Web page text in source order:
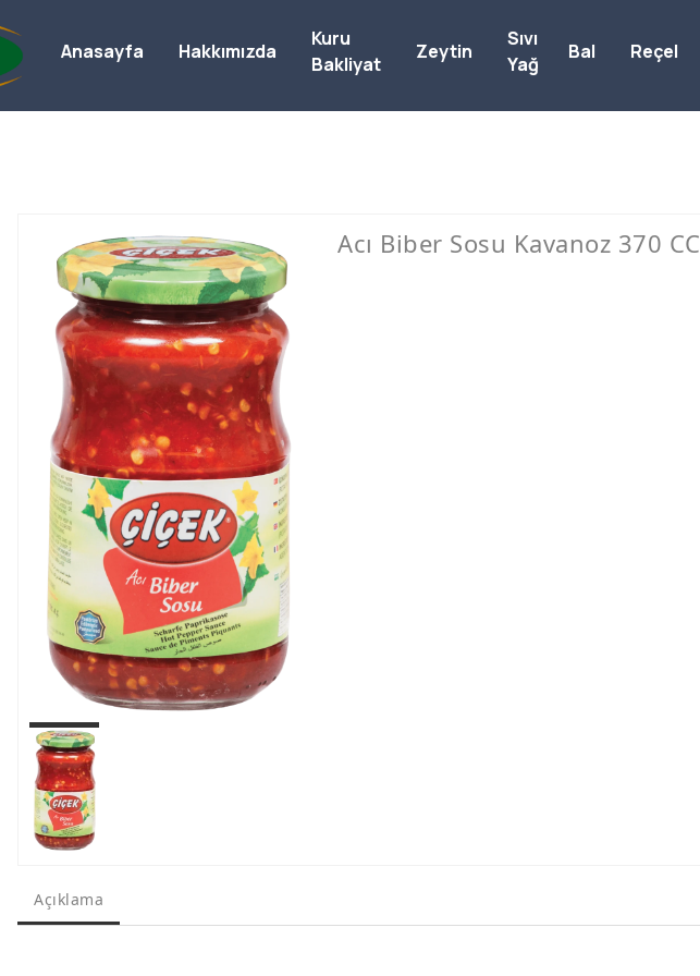
Acı Biber Sosu Kavanoz 370 CC
Açıklama
Anasayfa Hakkımızda
Kuru
Bakliyat
Zeytin
Sıvı
Yağ
Bal Reçel